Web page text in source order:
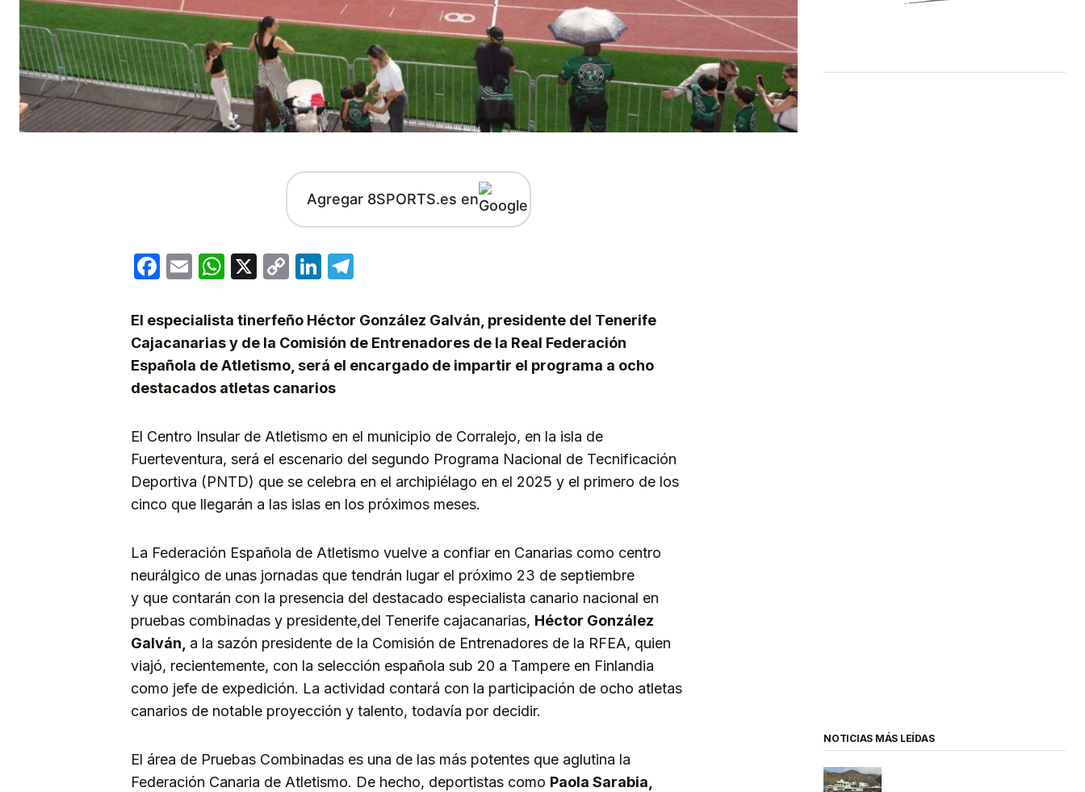
Agregar 8SPORTS.es en
Facebook
EmailWhatsApp
X
CopyLinkedIn
El especialista tinerfeño Héctor González Galván, presidente del Tenerife
Cajacanarias y de la Comisión de Entrenadores de la Real Federación
Española de Atletismo, será el encargado de impartir el programa a ocho
destacados atletas canarios
El Centro Insular de Atletismo en el municipio de Corralejo, en la isla de
Fuerteventura, será el escenario del segundo Programa Nacional de Tecnificación
Deportiva (PNTD) que se celebra en el archipiélago en el 2025 y el primero de los
cinco que llegarán a las islas en los próximos meses.
La Federación Española de Atletismo vuelve a confiar en Canarias como centro
neurálgico de unas jornadas que tendrán lugar el próximo 23 de septiembre
y que contarán con la presencia del destacado especialista canario nacional en
pruebas combinadas y presidente,del Tenerife cajacanarias, Héctor González
Galván, a la sazón presidente de la Comisión de Entrenadores de la RFEA, quien
viajó, recientemente, con la selección española sub 20 a Tampere en Finlandia
como jefe de expedición. La actividad contará con la participación de ocho atletas
canarios de notable proyección y talento, todavía por decidir.
El área de Pruebas Combinadas es una de las más potentes que aglutina la
Federación Canaria de Atletismo. De hecho, deportistas como Paola Sarabia,
NOTICIAS MÁS LEÍDAS